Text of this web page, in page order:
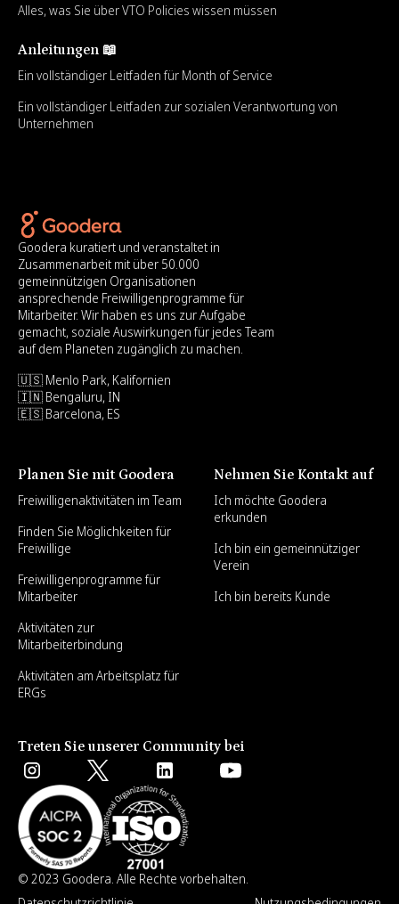
Alles, was Sie über VTO Policies wissen müssen
Anleitungen 📖
Ein vollständiger Leitfaden für Month of Service
Ein vollständiger Leitfaden zur sozialen Verantwortung von
Unternehmen
Goodera kuratiert und veranstaltet in
Zusammenarbeit mit über 50.000
gemeinnützigen Organisationen
ansprechende Freiwilligenprogramme für
Mitarbeiter. Wir haben es uns zur Aufgabe
gemacht, soziale Auswirkungen für jedes Team
auf dem Planeten zugänglich zu machen.
🇺🇸 Menlo Park, Kalifornien
🇮🇳 Bengaluru, IN
🇪🇸 Barcelona, ES
Planen Sie mit Goodera
Freiwilligenaktivitäten im Team
Finden Sie Möglichkeiten für
Freiwillige
Freiwilligenprogramme für
Mitarbeiter
Aktivitäten zur
Mitarbeiterbindung
Aktivitäten am Arbeitsplatz für
ERGs
Nehmen Sie Kontakt auf
Ich möchte Goodera
erkunden
Ich bin ein gemeinnütziger
Verein
Ich bin bereits Kunde
Treten Sie unserer Community bei
© 2023 Goodera. Alle Rechte vorbehalten.